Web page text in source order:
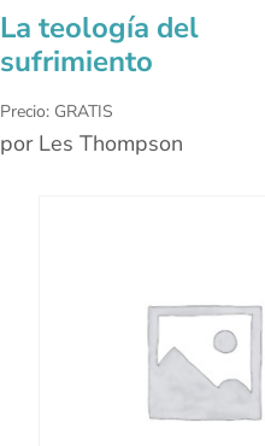
La teología del
sufrimiento
Precio: GRATIS
por Les Thompson